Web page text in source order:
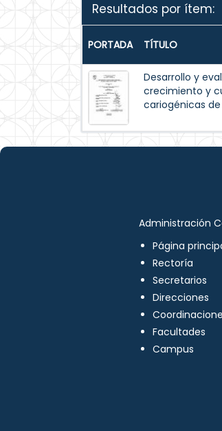
Resultados por ítem:
PORTADA TÍTULO
Desarrollo y
crecimiento y
cariogénicas
Administración
Página
Rectoría
Secretarios
Direcciones
Facultades
Campus